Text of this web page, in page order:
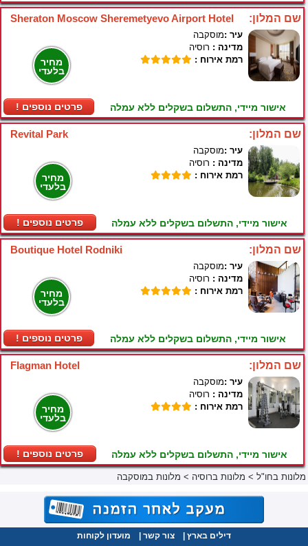
Sheraton Moscow Sheremetyevo Airport Hotel שם המלון:
מחיר
בלעדי
! פרטים נוספים
עיר :מוסקבה
מדינה : רוסיה
רמת אירוח :
אישור מיידי, התשלום בשקלים ללא עמלה
Revital Park שם המלון:
מחיר
בלעדי
! פרטים נוספים
עיר :מוסקבה
מדינה : רוסיה
רמת אירוח :
אישור מיידי, התשלום בשקלים ללא עמלה
Boutique Hotel Rodniki שם המלון:
מחיר
בלעדי
! פרטים נוספים
עיר :מוסקבה
מדינה : רוסיה
רמת אירוח :
אישור מיידי, התשלום בשקלים ללא עמלה
Flagman Hotel שם המלון:
מחיר
בלעדי
! פרטים נוספים
עיר :מוסקבה
מדינה : רוסיה
רמת אירוח :
אישור מיידי, התשלום בשקלים ללא עמלה
מלונות בחו"ל > מלונות ברוסיה > מלונות במוסקבה
דילים בארץ צור קשר מועדון לקוחות